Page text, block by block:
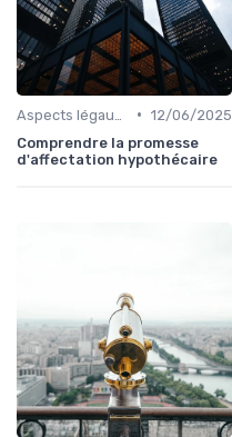
• 12/06/2025
Comprendre la promesse
d'affectation hypothécaire